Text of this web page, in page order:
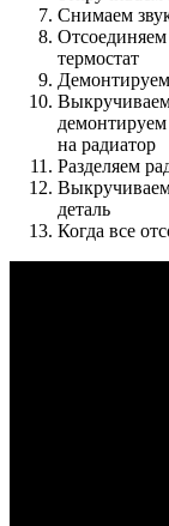
Снимаем
Отсоединяем
термостат
на радиатор
Разделяем
деталь
Когда все